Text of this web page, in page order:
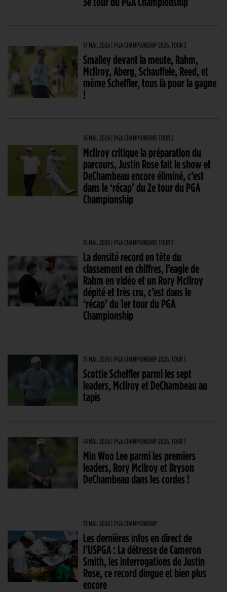
17 MAI. 2026 | PGA CHAMPIONSHIP 2026, TOUR 3
Smalley devant la meute, Rahm,
McIlroy, Aberg, Schauffele, Reed, et
même Scheffler, tous là pour la gagne
!
16 MAI. 2026 | PGA CHAMPIONSHIP, TOUR 2
McIlroy critique la préparation du
parcours, Justin Rose fait le show et
DeChambeau encore éliminé, c’est
dans le ‘récap’ du 2e tour du PGA
Championship
15 MAI. 2026 | PGA CHAMPIONSHIP, TOUR 1
La densité record en tête du
classement en chiffres, l’eagle de
Rahm en vidéo et un Rory McIlroy
dépité et très cru, c’est dans le
‘récap’ du 1er tour du PGA
Championship
15 MAI. 2026 | PGA CHAMPIONSHIP 2026, TOUR 1
Scottie Scheffler parmi les sept
leaders, McIlroy et DeChambeau au
tapis
14 MAI. 2026 | PGA CHAMPIONSHIP 2026, TOUR 1
Min Woo Lee parmi les premiers
leaders, Rory McIlroy et Bryson
DeChambeau dans les cordes !
13 MAI. 2026 | PGA CHAMPIONSHIP
Les dernières infos en direct de
l’USPGA : La détresse de Cameron
Smith, les interrogations de Justin
Rose, ce record dingue et bien plus
encore